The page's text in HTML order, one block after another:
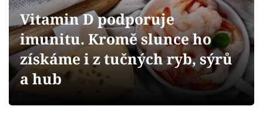
Přihlášení
Sledujte nás
Vitamin D podporuje
imunitu. Kromě slunce ho
získáme i z tučných ryb, sýrů
a hub